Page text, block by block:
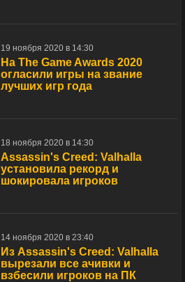
19 ноября 2020 в 14:30
На The Game Awards 2020
огласили игры на звание
лучших игр года
18 ноября 2020 в 14:30
Assassin's Creed: Valhalla
установила рекорд и
шокировала игроков
14 ноября 2020 в 23:40
Из Assassin's Creed: Valhalla
вырезали все ачивки и
взбесили игроков на ПК